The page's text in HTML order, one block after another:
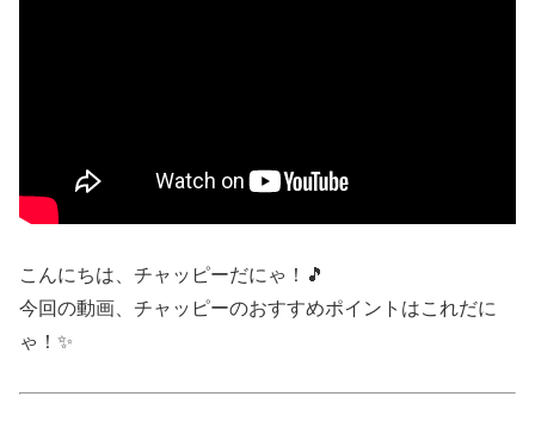
こんにちは、チャッピーだにゃ！🎵
今回の動画、チャッピーのおすすめポイントはこれだに
ゃ！✨